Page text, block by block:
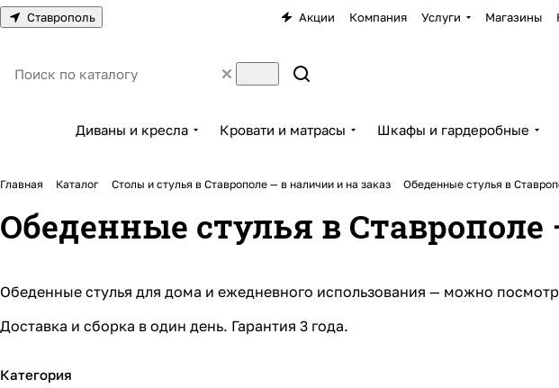
Ставрополь Акции Компания Услуги Магазины
Диваны и кресла Кровати и матрасы Шкафы и гардеробные
Главная Каталог Столы и стулья в Ставрополе — в наличии и на заказ Обеденные стулья в
Обеденные стулья в
Обеденные стулья для дома и ежедневного использования — можно
Доставка и сборка в один день. Гарантия 3 года.
Категория